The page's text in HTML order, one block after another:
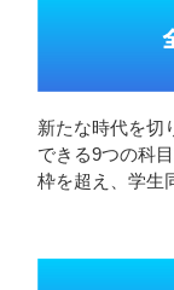
新たな時代を切
できる9つの科
枠を超え、学生